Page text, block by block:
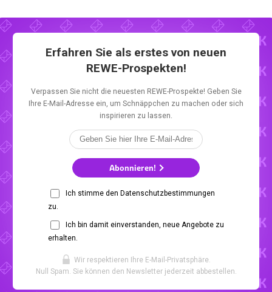
Erfahren Sie als erstes von neuen
REWE-Prospekten!
Verpassen Sie nicht die neuesten REWE-Prospekte! Geben Sie
Ihre E-Mail-Adresse ein, um Schnäppchen zu machen oder sich
inspirieren zu lassen.
Abonnieren!
Ich stimme den Datenschutzbestimmungen
zu.
Ich bin damit einverstanden, neue Angebote zu
erhalten.
Wir respektieren Ihre E-Mail-Privatsphäre.
Null Spam. Sie können den Newsletter jederzeit abbestellen.